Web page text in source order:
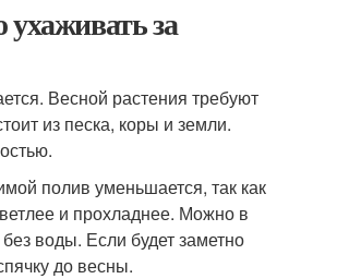
за
Весной растения требуют
из песка, коры и земли.
полив уменьшается, так как
и прохладнее. Можно в
воды. Если будет заметно
до весны.